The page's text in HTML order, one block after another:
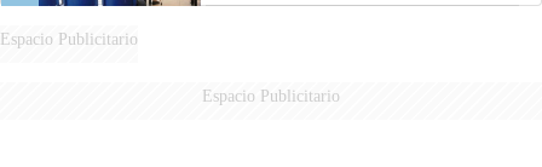
Espacio Publicitario
Espacio Publicitario